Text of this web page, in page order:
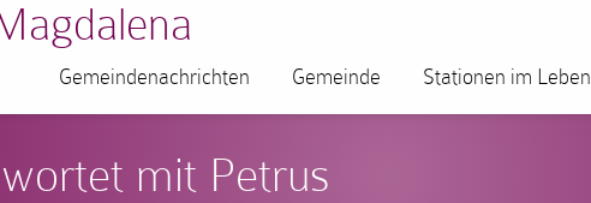
Gemeindenachrichten Gemeinde Stationen im Leben
mit Petrus